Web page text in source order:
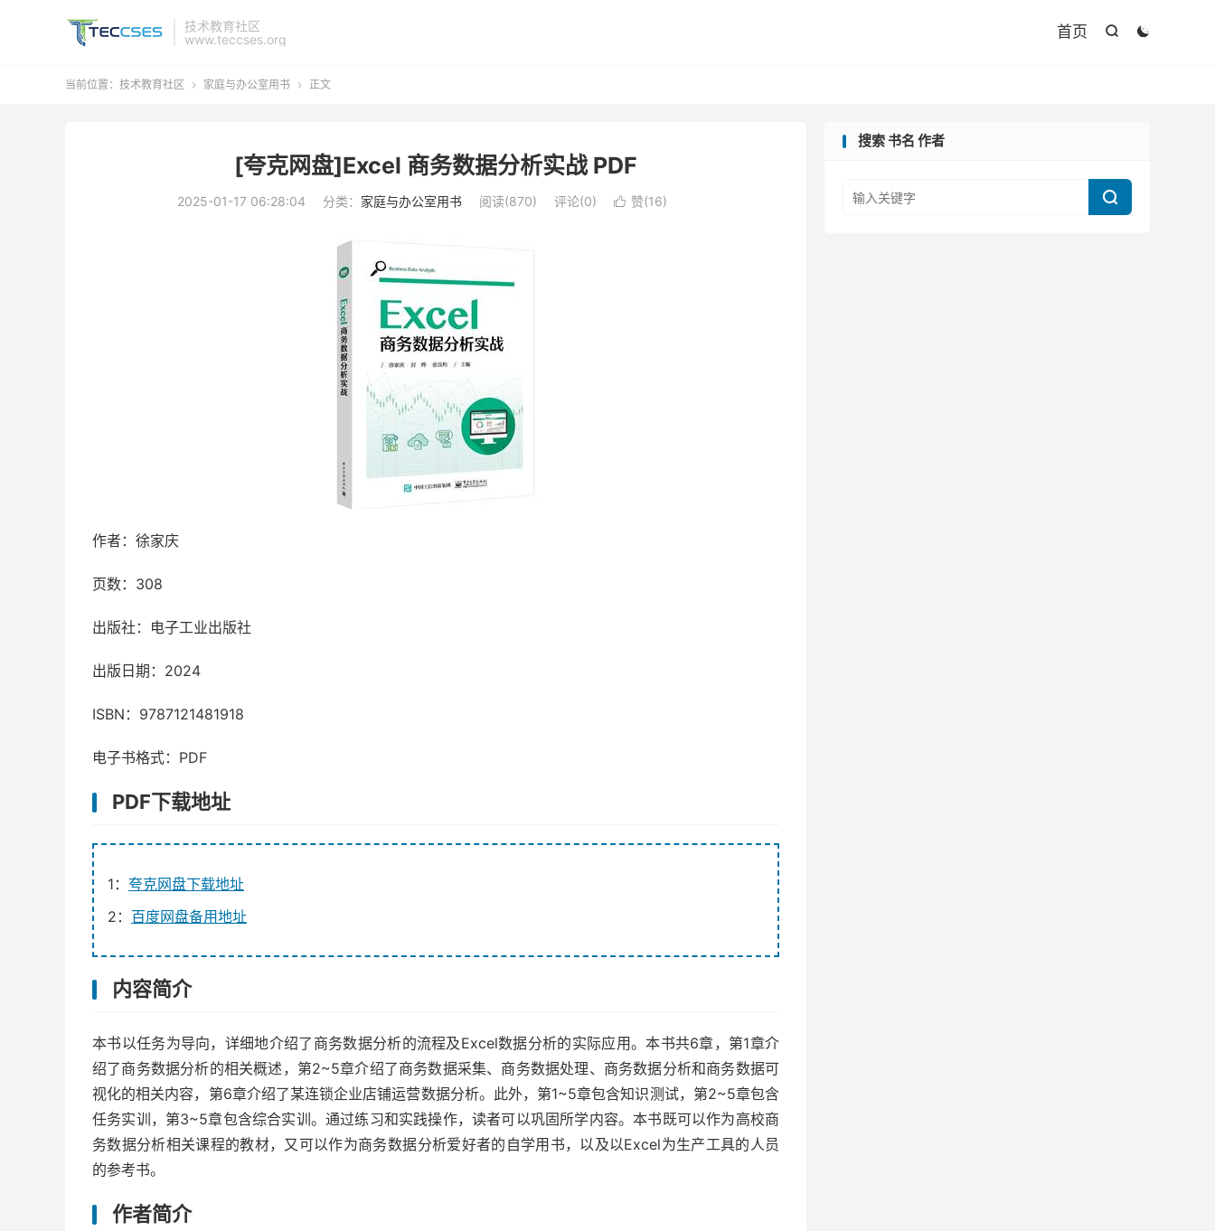
技术教育社区
www.teccses.org


首页
当前位置： 技术教育社区  家庭与办公室用书  正文
[夸克网盘]Excel 商务数据分析实战 PDF
2025-01-17 06:28:04 分类： 家庭与办公室用书 阅读(870) 评论(0)  赞(16)
作者：徐家庆
页数：308
出版社：电子工业出版社
出版日期：2024
ISBN：9787121481918
电子书格式：PDF
PDF下载地址
1： 夸克网盘下载地址
2： 百度网盘备用地址
内容简介
本书以任务为导向，详细地介绍了商务数据分析的流程及Excel数据分析的实际应用。本书共6章，第1章介
绍了商务数据分析的相关概述，第2~5章介绍了商务数据采集、商务数据处理、商务数据分析和商务数据可
视化的相关内容，第6章介绍了某连锁企业店铺运营数据分析。此外，第1~5章包含知识测试，第2~5章包含
任务实训，第3~5章包含综合实训。通过练习和实践操作，读者可以巩固所学内容。本书既可以作为高校商
务数据分析相关课程的教材，又可以作为商务数据分析爱好者的自学用书，以及以Excel为生产工具的人员
的参考书。
作者简介
搜索 书名 作者
